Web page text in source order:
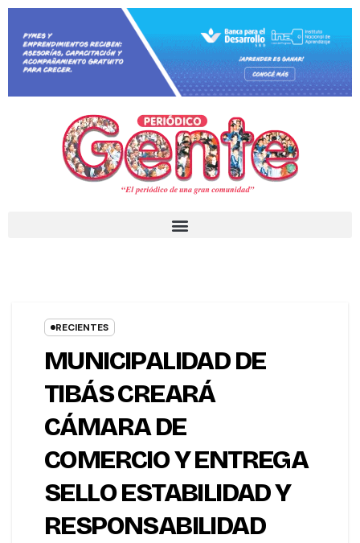
RECIENTES
MUNICIPALIDAD DE
TIBÁS CREARÁ
CÁMARA DE
COMERCIO Y ENTREGA
SELLO ESTABILIDAD Y
RESPONSABILIDAD